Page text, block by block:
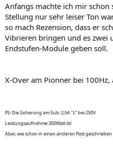
Anfangs machte ich mir
Stellung nur sehr leiser Ton
so mach Rezension, dass er
Vibrieren bringen und es zwei
Endstufen-Module geben soll.
X-Over am Pionner bei 100Hz,
PS: Die Sicherung am Sub: 2,5A "L" bei 250V
Leistungsaufnahme 300Wattlol.
Aber, wie schon in einen anderen Post geschrieben